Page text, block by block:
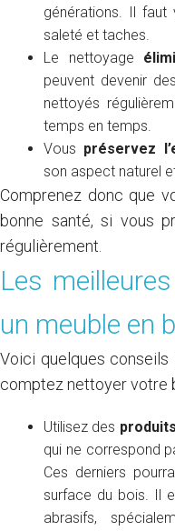
générations. Il faut
saleté et taches.
Le nettoyage
peuvent devenir
nettoyés
temps en temps.
Vous préservez
son aspect naturel
Comprenez donc que
bonne santé, si vous
régulièrement.
Les
un meuble en
Voici quelques
comptez nettoyer votre
Utilisez des
qui ne correspond
Ces derniers
surface du bois. Il
abrasifs,